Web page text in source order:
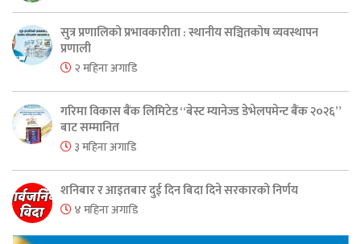
सुत्र प्रणालिको प्रभावकारीता : स्थानीय सञ्चितकोष व्यवस्थापन
प्रणाली
२ महिना अगाडि
गरिमा विकास बैंक लिमिटेड “बेस्ट म्यानेज्ड डेभेलपमेन्ट बैंक २०२६”
बाट सम्मानित
३ महिना अगाडि
शनिबार र आइतबार दुई दिन बिदा दिने सरकारको निर्णय
४ महिना अगाडि